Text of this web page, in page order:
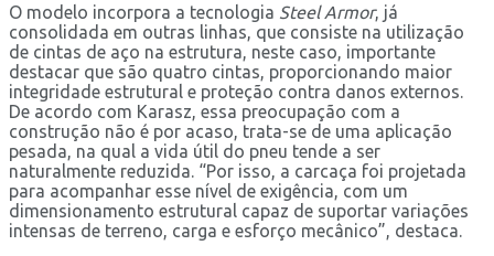
O modelo incorpora a tecnologia Steel Armor, já
consolidada em outras linhas, que consiste na utilização
de cintas de aço na estrutura, neste caso, importante
destacar que são quatro cintas, proporcionando maior
integridade estrutural e proteção contra danos externos.
De acordo com Karasz, essa preocupação com a
construção não é por acaso, trata-se de uma aplicação
pesada, na qual a vida útil do pneu tende a ser
naturalmente reduzida. “Por isso, a carcaça foi projetada
para acompanhar esse nível de exigência, com um
dimensionamento estrutural capaz de suportar variações
intensas de terreno, carga e esforço mecânico”, destaca.